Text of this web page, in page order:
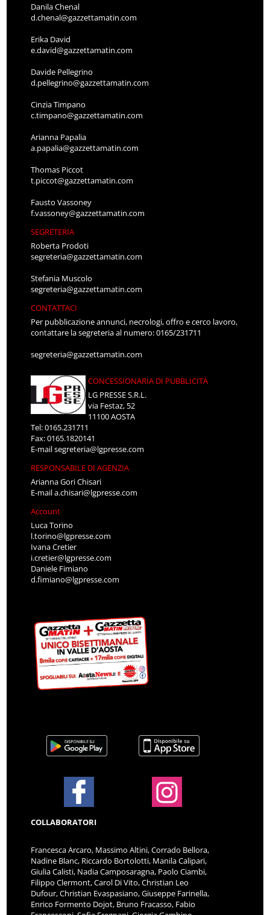
Danila Chenal
d.chenal@gazzettamatin.com
Erika David
e.david@gazzettamatin.com
Davide Pellegrino
d.pellegrino@gazzettamatin.com
Cinzia Timpano
c.timpano@gazzettamatin.com
Arianna Papalia
a.papalia@gazzettamatin.com
Thomas Piccot
t.piccot@gazzettamatin.com
Fausto Vassoney
f.vassoney@gazzettamatin.com
SEGRETERIA
Roberta Prodoti
segreteria@gazzettamatin.com
Stefania Muscolo
segreteria@gazzettamatin.com
CONTATTACI
Per pubblicazione annunci, necrologi, offro e cerco lavoro,
contattare la segreteria al numero: 0165/231711
segreteria@gazzettamatin.com
CONCESSIONARIA DI PUBBLICITÀ
LG PRESSE S.R.L.
via Festaz, 52
11100 AOSTA
Tel: 0165.231711
Fax: 0165.1820141
E-mailsegreteria@lgpresse.com
RESPONSABILE DI AGENZIA
Arianna Gori Chisari
E-maila.chisari@lgpresse.com
Account
Luca Torino
l.torino@lgpresse.com
Ivana Cretier
i.cretier@lgpresse.com
Daniele Fimiano
d.fimiano@lgpresse.com
COLLABORATORI
Francesca Arcaro, Massimo Altini, Corrado Bellora,
Nadine Blanc, Riccardo Bortolotti, Manila Calipari,
Giulia Calisti, Nadia Camposaragna, Paolo Ciambi,
Filippo Clermont, Carol Di Vito, Christian Leo
Dufour, Christian Evaspasiano, Giuseppe Farinella,
Enrico Formento Dojot, Bruno Fracasso, Fabio